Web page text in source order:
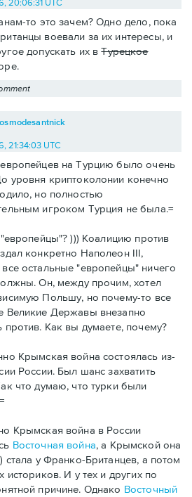
20:06:31 UTC
то это зачем? Одно дело, пока
воевали за их интересы, и
допускать их вТурецкое
21:34:03 UTC
на Турцию было очень
уровня криптоколонии конечно
но полностью
игроком Турция не была.=
))) Коалицию против
конкретно Наполеон III,
остальные "европейцы" ничего
Он, между прочим, хотел
Польшу, но почему-то все
Великие Державы внезапно
против. Как вы думаете, почему?
Крымская война состоялась из-
России. Был шанс захватить
что думаю, что турки были
Крымская война в России
Восточная война, а Крымской она
стала у Франко-Британцев, а потом
историков. И у тех и других по
причине. Однако Восточный